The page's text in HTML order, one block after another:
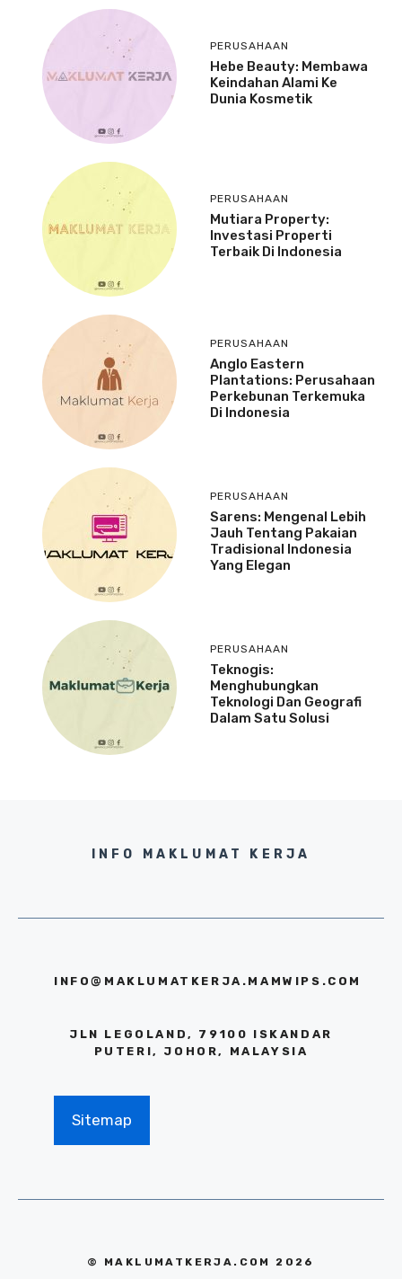
PERUSAHAAN
Hebe Beauty: Membawa
Keindahan Alami Ke
Dunia Kosmetik
PERUSAHAAN
Mutiara Property:
Investasi Properti
Terbaik Di Indonesia
PERUSAHAAN
Anglo Eastern
Plantations: Perusahaan
Perkebunan Terkemuka
Di Indonesia
PERUSAHAAN
Sarens: Mengenal Lebih
Jauh Tentang Pakaian
Tradisional Indonesia
Yang Elegan
PERUSAHAAN
Teknogis:
Menghubungkan
Teknologi Dan Geografi
Dalam Satu Solusi
INFO MAKLUMAT KERJA
INFO@MAKLUMATKERJA.MAMWIPS.COM
JLN LEGOLAND, 79100 ISKANDAR
PUTERI, JOHOR, MALAYSIA
Sitemap
© MAKLUMATKERJA.COM 2026